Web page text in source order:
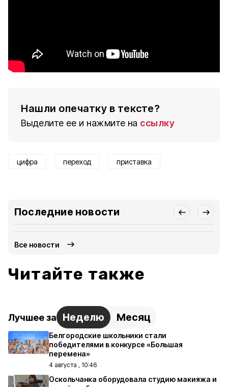
Нашли опечатку в тексте?
Выделите ее и нажмите на ссылку
цифра переход приставка
Последние новости
Все новости
Читайте также
Лучшее за Неделю Месяц
Белгородские школьники стали
победителями в конкурсе «Большая
перемена»
4 августа , 10:46
Оскольчанка оборудовала студию макияжа и